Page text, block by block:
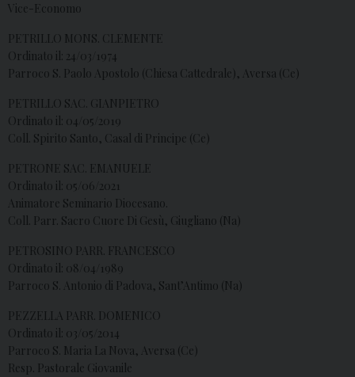
Vice-Economo
PETRILLO MONS. CLEMENTE
Ordinato il: 24/03/1974
Parroco S. Paolo Apostolo (Chiesa Cattedrale), Aversa (Ce)
PETRILLO SAC. GIANPIETRO
Ordinato il: 04/05/2019
Coll. Spirito Santo, Casal di Principe (Ce)
PETRONE SAC. EMANUELE
Ordinato il: 05/06/2021
Animatore Seminario Diocesano.
Coll. Parr. Sacro Cuore Di Gesù, Giugliano (Na)
PETROSINO PARR. FRANCESCO
Ordinato il: 08/04/1989
Parroco S. Antonio di Padova, Sant’Antimo (Na)
PEZZELLA PARR. DOMENICO
Ordinato il: 03/05/2014
Parroco S. Maria La Nova, Aversa (Ce)
Resp. Pastorale Giovanile